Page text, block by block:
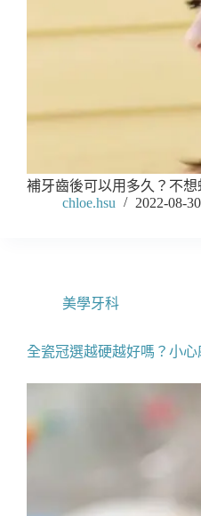
補牙齒後可以用多久？不
chloe.hsu
2022-08-30
美學牙科
全瓷冠選越硬越好嗎？小